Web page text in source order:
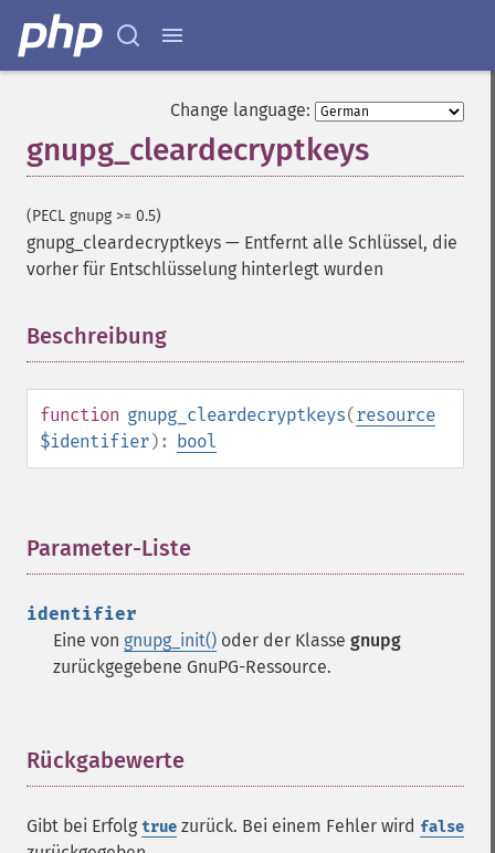
Change language:
gnupg_cleardecryptkeys
(PECL gnupg >= 0.5)
gnupg_cleardecryptkeys — Entfernt alle Schlüssel, die
vorher für Entschlüsselung hinterlegt wurden
Beschreibung
function gnupg_cleardecryptkeys(resource
$identifier): bool
Parameter-Liste
identifier
Eine von gnupg_init() oder der Klasse gnupg
zurückgegebene GnuPG-Ressource.
Rückgabewerte
Gibt bei Erfolg true zurück. Bei einem Fehler wird false